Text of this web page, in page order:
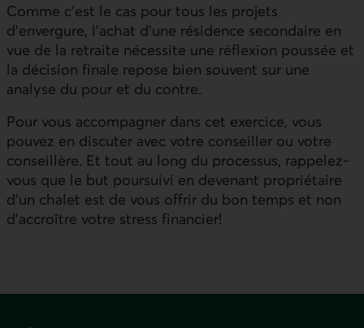
Comme c’est le cas pour tous les projets
d’envergure, l’achat d’une résidence secondaire en
vue de la retraite nécessite une réflexion poussée et
la décision finale repose bien souvent sur une
analyse du pour et du contre.
Pour vous accompagner dans cet exercice, vous
pouvez en discuter avec votre conseiller ou votre
conseillère. Et tout au long du processus, rappelez-
vous que le but poursuivi en devenant propriétaire
d’un chalet est de vous offrir du bon temps et non
d’accroître votre stress financier!